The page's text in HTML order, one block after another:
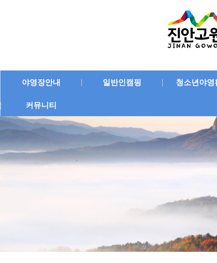
야영장안내 일반인캠핑 청소년야영
커뮤니티